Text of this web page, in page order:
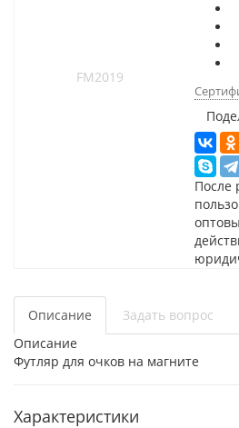
После
Описание
Задать вопрос
Описание
Футляр для очков на магните
Характеристики